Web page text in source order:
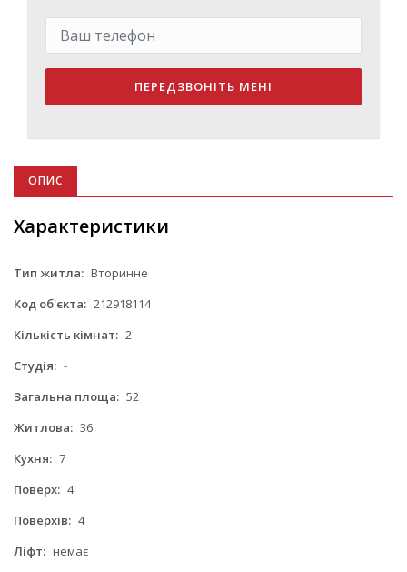
ПЕРЕДЗВОНІТЬ МЕНІ
ОПИС
Характеристики
Тип житла: Вторинне
Код об'єкта: 212918114
Кількість кімнат: 2
Студія: -
Загальна площа: 52
Житлова: 36
Кухня: 7
Поверх: 4
Поверхів: 4
Ліфт: немає